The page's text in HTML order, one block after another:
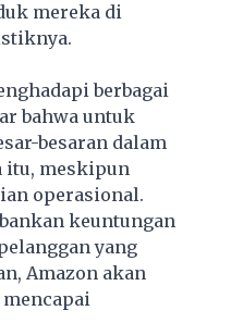
mereka di
berbagai
bahwa untuk
besaran dalam
itu, meskipun
operasional.
keuntungan
yang
Amazon akan